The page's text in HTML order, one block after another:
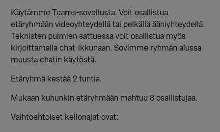
Käytämme Teams-sovellusta. Voit osallistua
etäryhmään videoyhteydellä tai pelkällä ääniyhteydellä.
Teknisten pulmien sattuessa voit osallistua myös
kirjoittamalla chat-ikkunaan. Sovimme ryhmän alussa
muusta chatin käytöstä.
Etäryhmä kestää 2 tuntia.
Mukaan kuhunkin etäryhmään mahtuu 8 osallistujaa.
Vaihtoehtoiset kellonajat ovat: